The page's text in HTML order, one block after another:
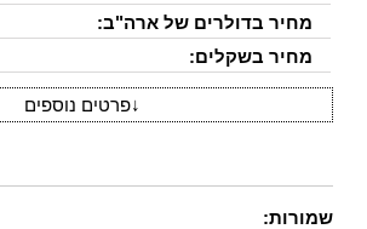
מחיר בדולרים של ארה"ב:
מחיר בשקלים:
↓פרטים נוספים
שמורות: